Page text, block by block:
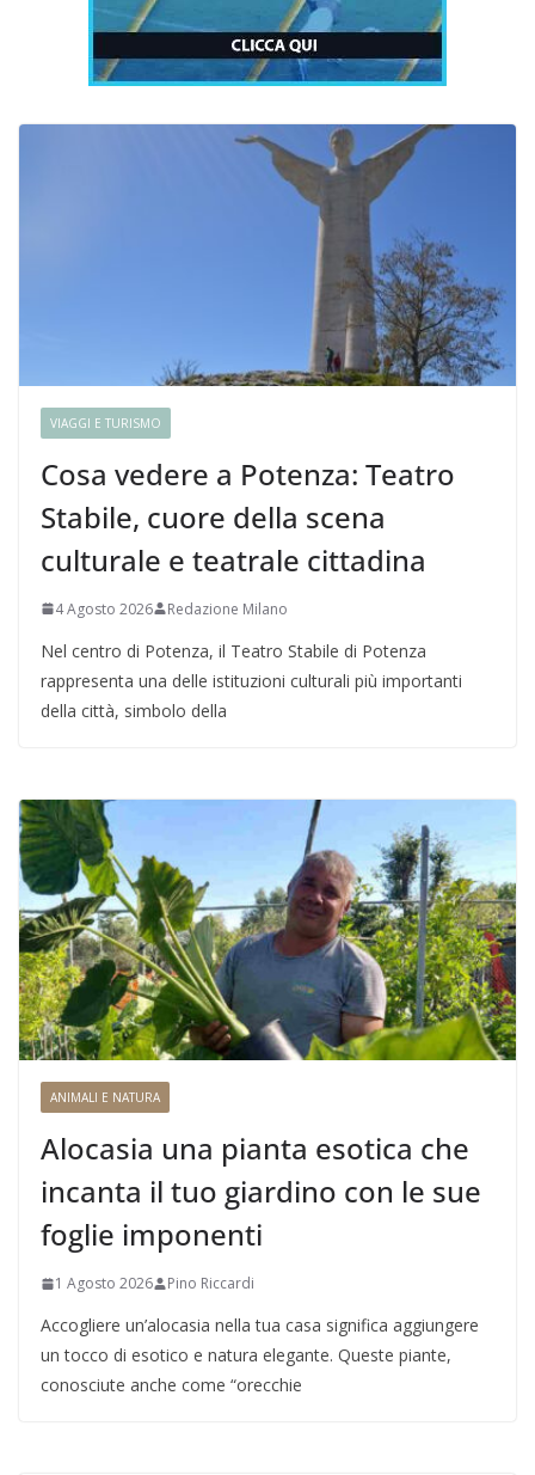
VIAGGI E TURISMO
Cosa vedere a Potenza: Teatro
Stabile, cuore della scena
culturale e teatrale cittadina
4 Agosto 2026 Redazione Milano
Nel centro di Potenza, il Teatro Stabile di Potenza
rappresenta una delle istituzioni culturali più importanti
della città, simbolo della
ANIMALI E NATURA
Alocasia una pianta esotica che
incanta il tuo giardino con le sue
foglie imponenti
1 Agosto 2026 Pino Riccardi
Accogliere un’alocasia nella tua casa significa aggiungere
un tocco di esotico e natura elegante. Queste piante,
conosciute anche come “orecchie